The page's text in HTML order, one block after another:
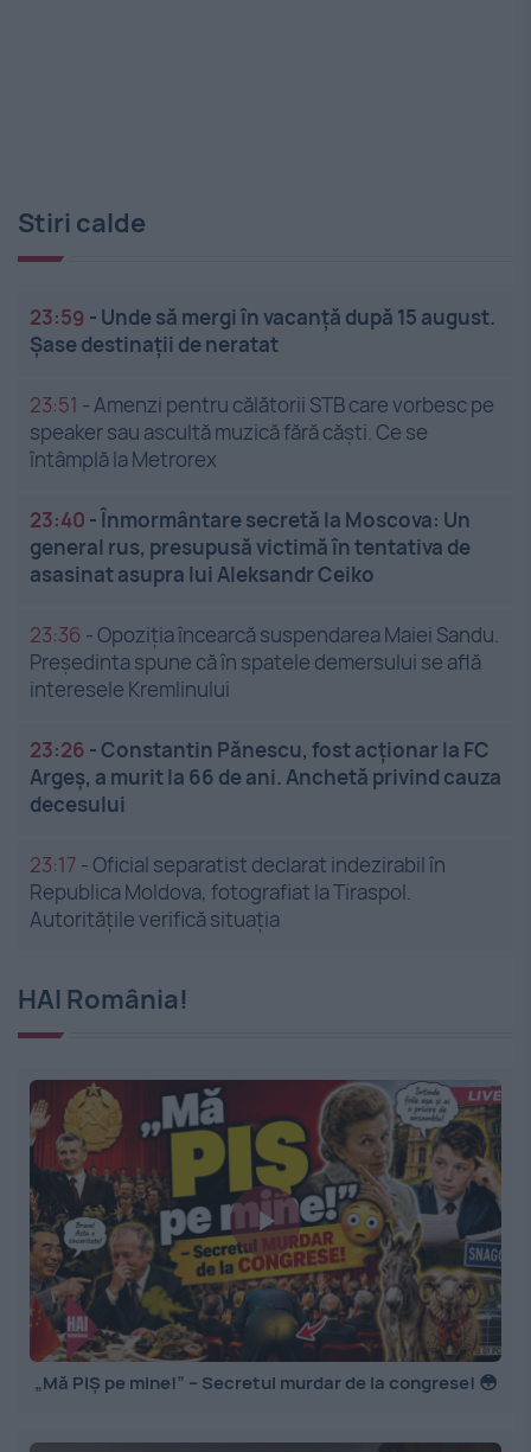
Stiri calde
23:59 - Unde să mergi în vacanță după 15 august.
Șase destinații de neratat
23:51 - Amenzi pentru călătorii STB care vorbesc pe
speaker sau ascultă muzică fără căști. Ce se
întâmplă la Metrorex
23:40 -Înmormântare secretă la Moscova: Un
general rus, presupusă victimă în tentativa de
asasinat asupra lui Aleksandr Ceiko
23:36 -Opoziția încearcă suspendarea Maiei Sandu.
Președinta spune că în spatele demersului se află
interesele Kremlinului
23:26 -Constantin Pănescu, fost acționar la FC
Argeș, a murit la 66 de ani. Anchetă privind cauza
decesului
23:17 -Oficial separatist declarat indezirabil în
Republica Moldova, fotografiat la Tiraspol.
Autoritățile verifică situația
HAI România!
„Mă PIȘ pe mine!” – Secretul murdar de la congrese! 😳